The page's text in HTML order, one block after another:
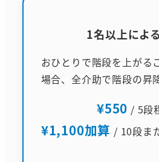
1名以上によ
おひとりで階段を上がる
場合、全介助で階段の昇
¥550 / 5段
¥1,100加算 / 10段ま